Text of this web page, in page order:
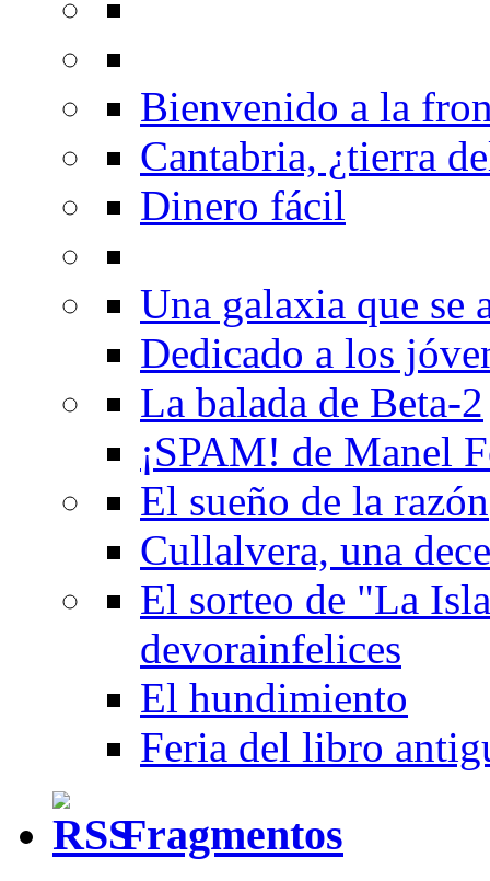
Bienvenido a la
Cantabria, ¿tierra
Dinero fácil
Una galaxia que se
Dedicado a los
La balada de Beta-2
¡SPAM! de Manel
El sueño de la razón
Cullalvera, una
El sorteo de "La
devorainfelices
El hundimiento
Feria del libro
Fragmentos